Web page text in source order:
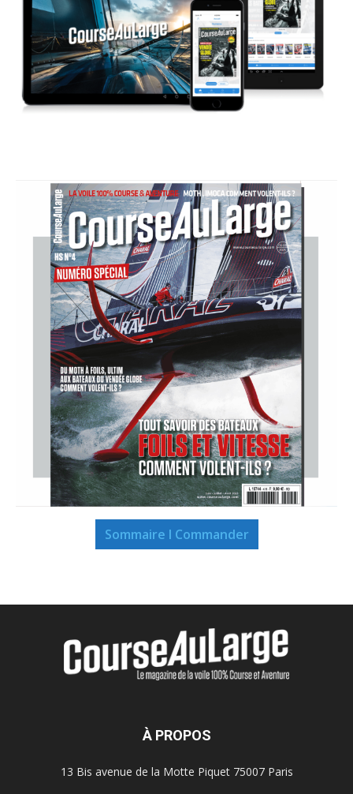
Sommaire I Commander
À PROPOS
13 Bis avenue de la Motte Piquet 75007 Paris